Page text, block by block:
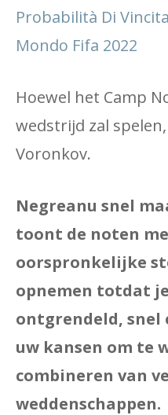
Probabilità Di
Mondo Fifa 2022
Hoewel het Camp
wedstrijd zal
Voronkov.
Negreanu snel
toont de noten
oorspronkelijke
opnemen totdat
ontgrendeld, snel
uw kansen om te
combineren van
weddenschappen.